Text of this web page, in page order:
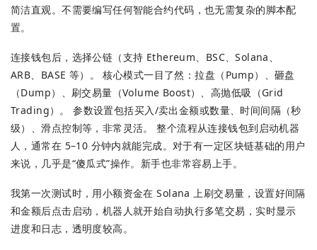
简洁直观。不需要编写任何智能合约代码，也无需复杂的脚本配
置。
连接钱包后，选择公链（支持 Ethereum、BSC、Solana、
ARB、BASE 等）。 核心模式一目了然：拉盘（Pump）、砸盘
（Dump）、刷交易量（Volume Boost）、高抛低吸（Grid
Trading）。 参数设置包括买入/卖出金额或数量、时间间隔（秒
级）、滑点控制等，非常灵活。 整个流程从连接钱包到启动机器
人，通常在 5–10 分钟内就能完成。对于有一定区块链基础的用户
来说，几乎是“傻瓜式”操作。新手也非常容易上手。
我第一次测试时，用小额资金在 Solana 上刷交易量，设置好间隔
和金额后点击启动，机器人就开始自动执行多笔交易，实时显示
进度和日志，透明度较高。